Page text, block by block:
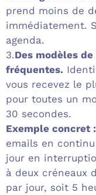
prend moins de
immédiatement.
agenda.
3.Des modèles
fréquentes.
vous recevez le
pour toutes un
30 secondes.
Exemple concret :
emails en
jour en
à deux créneaux
par jour, soit 5